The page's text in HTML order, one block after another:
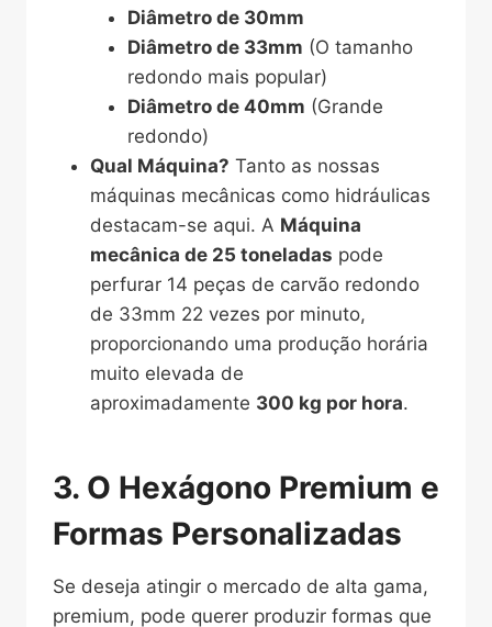
Diâmetro de 30mm
Diâmetro de 33mm (O tamanho
redondo mais popular)
Diâmetro de 40mm (Grande
redondo)
Qual Máquina? Tanto as nossas
máquinas mecânicas como hidráulicas
destacam-se aqui. A Máquina
mecânica de 25 toneladas pode
perfurar 14 peças de carvão redondo
de 33mm 22 vezes por minuto,
proporcionando uma produção horária
muito elevada de
aproximadamente 300 kg por hora.
3. O Hexágono Premium e
Formas Personalizadas
Se deseja atingir o mercado de alta gama,
premium, pode querer produzir formas que